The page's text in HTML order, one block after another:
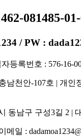
081485-
/ PW :
등록번호 : 576-16-
남천안-107호 | 개인
동남구 구성3길 2 |
메일 :